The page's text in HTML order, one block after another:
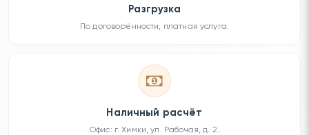
Разгрузка
По договорённости, платная услуга.
Наличный расчёт
Офис: г. Химки, ул. Рабочая, д. 2.